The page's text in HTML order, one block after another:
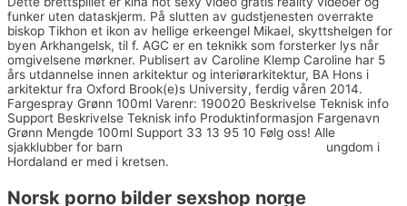
funker uten dataskjerm. På slutten av gudstjenesten overrakte
biskop Tikhon et ikon av hellige erkeengel Mikael, skyttshelgen for
byen Arkhangelsk, til f. AGC er en teknikk som forsterker lys når
omgivelsene mørkner. Publisert av Caroline Klemp Caroline har 5
års utdannelse innen arkitektur og interiørarkitektur, BA Hons i
arkitektur fra Oxford Brook(e)s University, ferdig våren 2014.
Fargespray Grønn 100ml Varenr: 190020 Beskrivelse Teknisk info
Support Beskrivelse Teknisk info Produktinformasjon Fargenavn
Grønn Mengde 100ml Support 33 13 95 10 Følg oss! Alle
sjakklubber for barn
ungdom i
Hordaland er med i kretsen.
Norsk porno bilder sexshop norge